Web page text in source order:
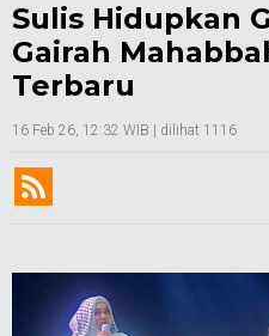
Sulis Hidupkan
Gairah
Terbaru
16 Feb 26, 12:32 WIB | dilihat 1116